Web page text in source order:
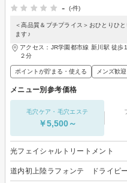
-
(-件)
＜高品質＆プチプライス＞おひとりひ
ます♪
アクセス：JR学園都市線 新川駅 徒
２分
ポイントが貯まる・使える メンズ歓迎
メニュー別参考価格
毛穴ケア・毛穴エステ
￥5,500～
光フェイシャルトリートメント
道内初上陸ラフォンテ ドライピ